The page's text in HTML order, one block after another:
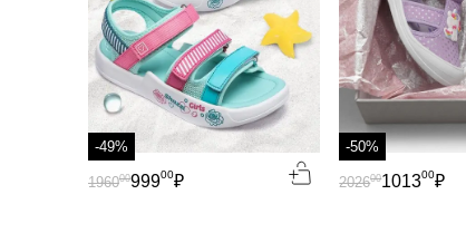
-49%
99900₽
196000
-50%
101300₽
202600